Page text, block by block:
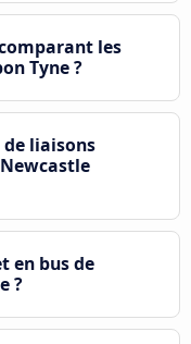
les
Tyne ?
liaisons
en bus de
?